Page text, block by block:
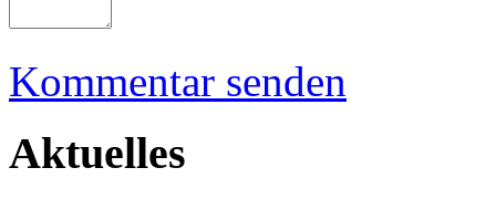
Kommentar senden
Aktuelles